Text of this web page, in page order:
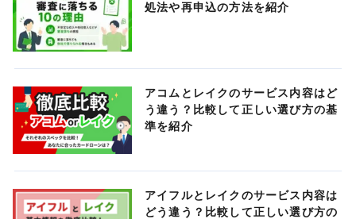
処法や再申込の方法を紹介
アコムとレイクのサービス内容はど
う違う？比較して正しい選び方の基
準を紹介
アイフルとレイクのサービス内容は
どう違う？比較して正しい選び方の